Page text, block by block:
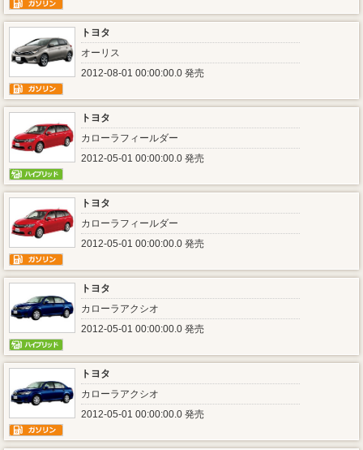
トヨタ
オーリス
2012-08-01 00:00:00.0 発売
トヨタ
カローラフィールダー
2012-05-01 00:00:00.0 発売
トヨタ
カローラフィールダー
2012-05-01 00:00:00.0 発売
トヨタ
カローラアクシオ
2012-05-01 00:00:00.0 発売
トヨタ
カローラアクシオ
2012-05-01 00:00:00.0 発売